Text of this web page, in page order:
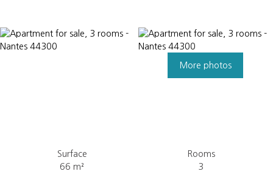
More photos
Surface
66 m²
Rooms
3